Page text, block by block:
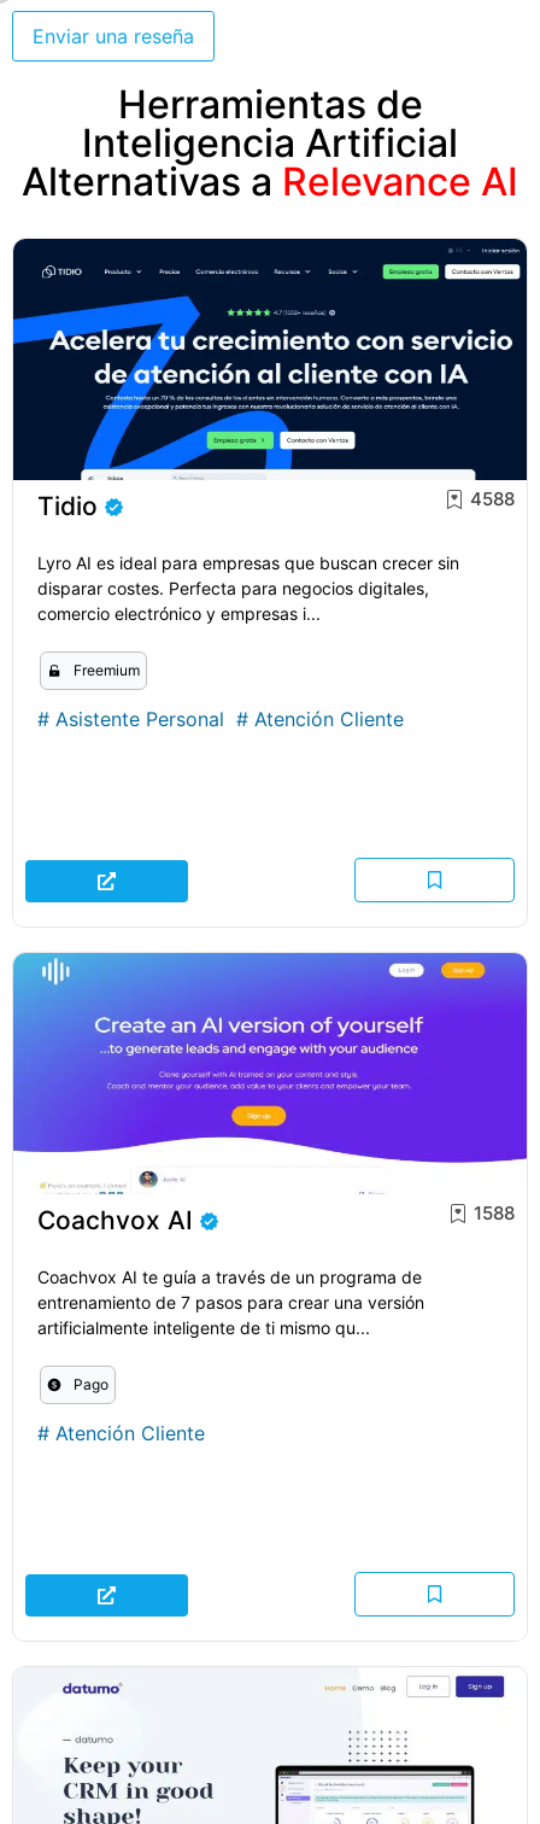
Enviar una reseña
Herramientas de
Inteligencia Artificial
Alternativas a Relevance AI
Tidio 4588
Lyro AI es ideal para empresas que buscan crecer sin
disparar costes. Perfecta para negocios digitales,
comercio electrónico y empresas i...
Freemium
# Asistente Personal # Atención Cliente
Coachvox AI 1588
Coachvox AI te guía a través de un programa de
entrenamiento de 7 pasos para crear una versión
artificialmente inteligente de ti mismo qu...
Pago
# Atención Cliente